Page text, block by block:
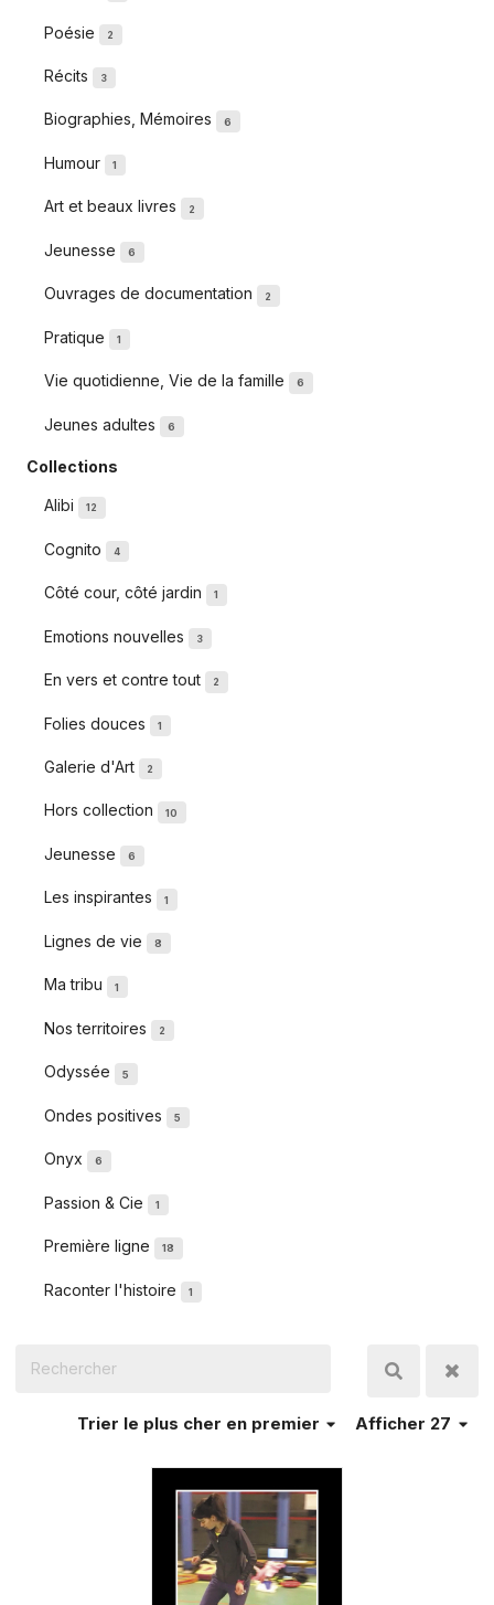
Poésie 2
Récits 3
Biographies, Mémoires 6
Humour 1
Art et beaux livres 2
Jeunesse 6
Ouvrages de documentation 2
Pratique 1
Vie quotidienne, Vie de la famille 6
Jeunes adultes 6
Collections
Alibi 12
Cognito 4
Côté cour, côté jardin 1
Emotions nouvelles 3
En vers et contre tout 2
Folies douces 1
Galerie d'Art 2
Hors collection 10
Jeunesse 6
Les inspirantes 1
Lignes de vie 8
Ma tribu 1
Nos territoires 2
Odyssée 5
Ondes positives 5
Onyx 6
Passion & Cie 1
Première ligne 18
Raconter l'histoire 1
Afficher 27
Trier le plus cher en premier